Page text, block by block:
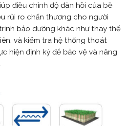
điều chỉnh độ đàn hồi của bề
rủi ro chấn thương cho người
bảo dưỡng khác như thay thế
và kiểm tra hệ thống thoát
hiện định kỳ để bảo vệ và nâng